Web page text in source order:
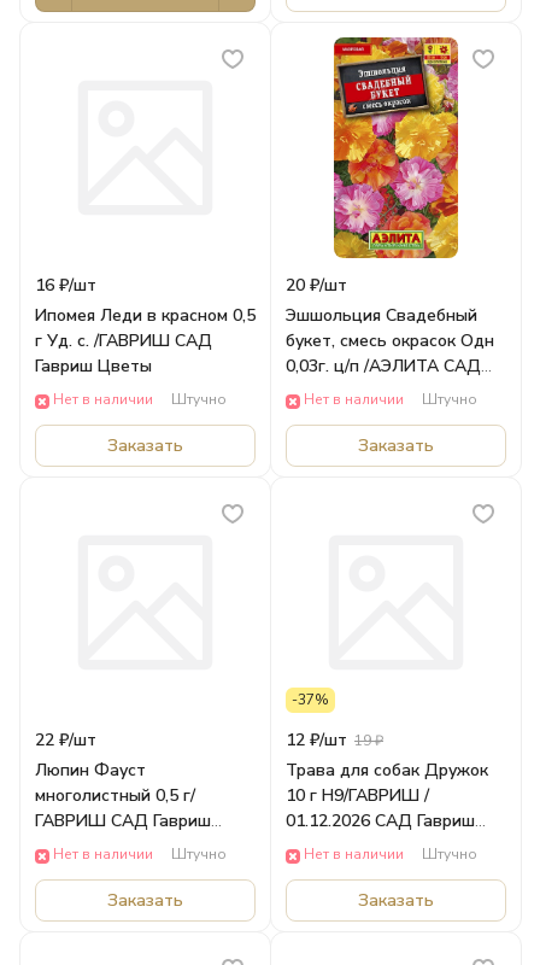
16 ₽/шт
Ипомея Леди в красном 0,5
г Уд. с. /ГАВРИШ САД
Гавриш Цветы
Нет в наличии Штучно
Заказать
20 ₽/шт
Эшшольция Свадебный
букет, смесь окрасок Одн
0,03г. ц/п /АЭЛИТА САД
Аэлита ЦВЕТЫ
Нет в наличии Штучно
Заказать
22 ₽/шт
Люпин Фауст
многолистный 0,5 г/
ГАВРИШ САД Гавриш
Цветы
Нет в наличии Штучно
Заказать
-37%
12 ₽/шт 19 ₽
Трава для собак Дружок
10 г Н9/ГАВРИШ /
01.12.2026 САД Гавриш
ОВОЩИ
Нет в наличии Штучно
Заказать